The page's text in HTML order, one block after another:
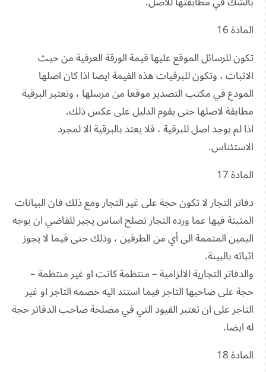
المادة 16
تكون للرسائل الموقع عليها قيمة الورقة العرفية من حيث
الاثبات ، وتكون للبرقيات هذه القيمة ايضا اذا كان اصلها
المودع في مكتب التصدير موقعا من مرسلها ، وتعتبر البرقية
مطابقة لاصلها حتى يقوم الدليل على عكس ذلك.
اذا لم يوجد اصل للبرقية ، فلا يعتد بالبرقية الا لمجرد
الاستئناس.
المادة 17
دفاتر التجار لا تكون حجة على غير التجار ومع ذلك فان البيانات
المثبتة فيها عما ورده التجار تصلح اساس يجير للقاضي ان يوجه
اليمين المتممة الى أي من الطرفين ، وذلك حتى فيما لا يجوز
اثباته بالبينة.
والدفاتر التجارية الالزامية – منتظمة كانت او غير منتظمة –
حجة على صاحبها التاجر فيما استند اليه خصمه التاجر او غير
التاجر على ان تعتبر القيود التي في مصلحة صاحب الدفاتر حجة
له ايضا.
المادة 18